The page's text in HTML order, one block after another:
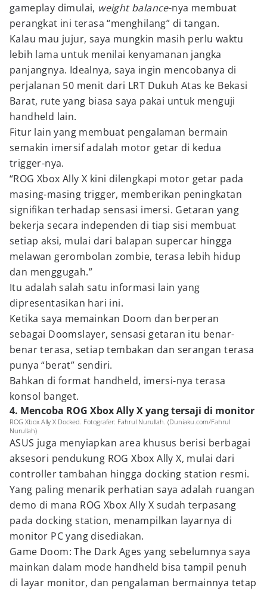
gameplay dimulai, weight balance-nya membuat
perangkat ini terasa “menghilang” di tangan.
Kalau mau jujur, saya mungkin masih perlu waktu
lebih lama untuk menilai kenyamanan jangka
panjangnya. Idealnya, saya ingin mencobanya di
perjalanan 50 menit dari LRT Dukuh Atas ke Bekasi
Barat, rute yang biasa saya pakai untuk menguji
handheld lain.
Fitur lain yang membuat pengalaman bermain
semakin imersif adalah motor getar di kedua
trigger-nya.
“ROG Xbox Ally X kini dilengkapi motor getar pada
masing-masing trigger, memberikan peningkatan
signifikan terhadap sensasi imersi. Getaran yang
bekerja secara independen di tiap sisi membuat
setiap aksi, mulai dari balapan supercar hingga
melawan gerombolan zombie, terasa lebih hidup
dan menggugah.”
Itu adalah salah satu informasi lain yang
dipresentasikan hari ini.
Ketika saya memainkan Doom dan berperan
sebagai Doomslayer, sensasi getaran itu benar-
benar terasa, setiap tembakan dan serangan terasa
punya “berat” sendiri.
Bahkan di format handheld, imersi-nya terasa
konsol banget.
4. Mencoba ROG Xbox Ally X yang tersaji di monitor
ROG Xbox Ally X Docked. Fotografer: Fahrul Nurullah. (Duniaku.com/Fahrul
Nurullah)
ASUS juga menyiapkan area khusus berisi berbagai
aksesori pendukung ROG Xbox Ally X, mulai dari
controller tambahan hingga docking station resmi.
Yang paling menarik perhatian saya adalah ruangan
demo di mana ROG Xbox Ally X sudah terpasang
pada docking station, menampilkan layarnya di
monitor PC yang disediakan.
Game Doom: The Dark Ages yang sebelumnya saya
mainkan dalam mode handheld bisa tampil penuh
di layar monitor, dan pengalaman bermainnya tetap